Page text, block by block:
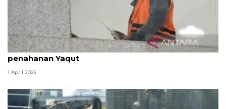
Dewas KPK tindak lanjuti aduan soal pengalihan
penahanan Yaqut
1 April 2026